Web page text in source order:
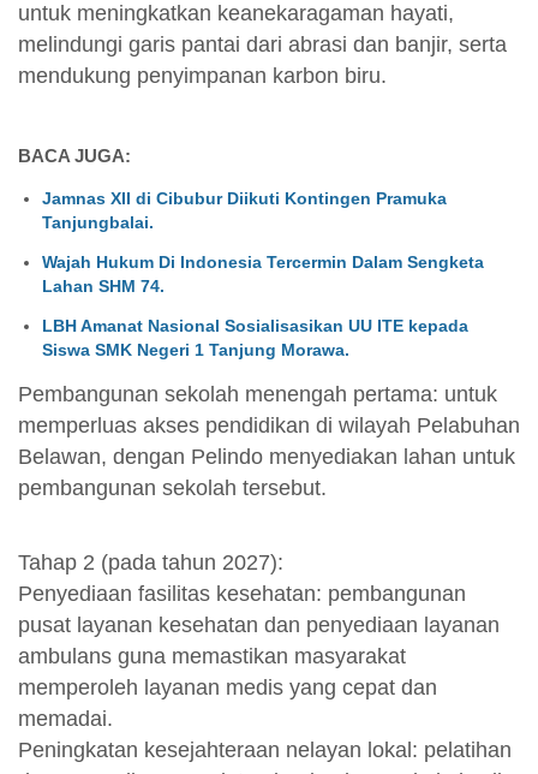
untuk meningkatkan keanekaragaman hayati,
melindungi garis pantai dari abrasi dan banjir, serta
mendukung penyimpanan karbon biru.
BACA JUGA:
Jamnas XII di Cibubur Diikuti Kontingen Pramuka
Tanjungbalai.
Wajah Hukum Di Indonesia Tercermin Dalam Sengketa
Lahan SHM 74.
LBH Amanat Nasional Sosialisasikan UU ITE kepada
Siswa SMK Negeri 1 Tanjung Morawa.
Pembangunan sekolah menengah pertama: untuk
memperluas akses pendidikan di wilayah Pelabuhan
Belawan, dengan Pelindo menyediakan lahan untuk
pembangunan sekolah tersebut.
Tahap 2 (pada tahun 2027):
Penyediaan fasilitas kesehatan: pembangunan
pusat layanan kesehatan dan penyediaan layanan
ambulans guna memastikan masyarakat
memperoleh layanan medis yang cepat dan
memadai.
Peningkatan kesejahteraan nelayan lokal: pelatihan